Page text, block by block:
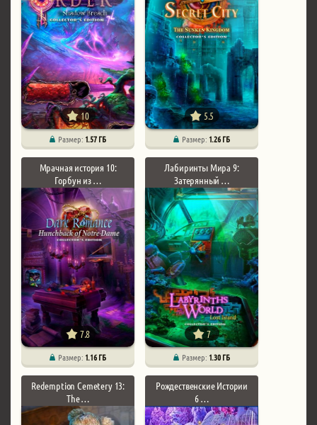
10
Размер: 1.57 ГБ
5.5
Размер: 1.26 ГБ
Мрачная история 10:
Горбун из …
7.8
Размер: 1.16 ГБ
Лабиринты Мира 9:
Затерянный …
7
Размер: 1.30 ГБ
Redemption Cemetery 13:
The …
Рождественские Истории
6 …